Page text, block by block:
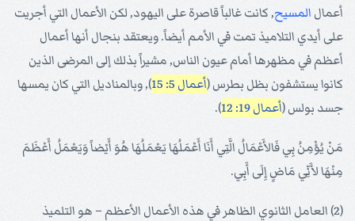
أعمال المسيح, كانت غالباً قاصرة على اليهود, لكن الأعمال التي أجريت
على أيدي التلاميذ تمت في الأمم أيضاً. ويعتقد بنجال أنها أعمال
أعظم في مظهرها أمام عيون الناس, مشيراً بذلك إلى المرضى الذين
كانوا يستشفون بظل بطرس (أعمال 5: 15
), وبالمناديل التي كان يمسها
جسد بولس (أعمال 19: 12 ).
مَنْ يُؤْمِنُ بِي فَالأَعْمَالُ الَّتِي أَنَا أَعْمَلُهَا يَعْمَلُهَا هُوَ أَيْضاً وَيَعْمَلُ أَعْظَمَ
مِنْهَا لأَنِّي مَاضٍ إِلَى أَبِي.
(2) العامل الثانوي الظاهر في هذه الأعمال الأعظم – هو التلميذ